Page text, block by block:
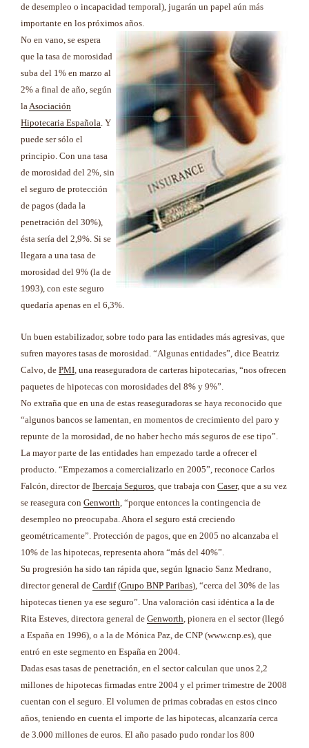
de desempleo o incapacidad temporal), jugarán un papel aún más
importante en los próximos años.
No en vano, se espera
que la tasa de morosidad
suba del 1% en marzo al
2% a final de año, según
la Asociación
Hipotecaria Española . Y
puede ser sólo el
principio. Con una tasa
de morosidad del 2%, sin
el seguro de protección
de pagos (dada la
penetración del 30%),
ésta sería del 2,9%. Si se
llegara a una tasa de
morosidad del 9% (la de
1993), con este seguro
quedaría apenas en el 6,3%.
Un buen estabilizador, sobre todo para las entidades más agresivas, que
sufren mayores tasas de morosidad. “Algunas entidades”, dice Beatriz
Calvo, de PMI, una reaseguradora de carteras hipotecarias, “nos ofrecen
paquetes de hipotecas con morosidades del 8% y 9%”.
No extraña que en una de estas reaseguradoras se haya reconocido que
“algunos bancos se lamentan, en momentos de crecimiento del paro y
repunte de la morosidad, de no haber hecho más seguros de ese tipo”.
La mayor parte de las entidades han empezado tarde a ofrecer el
producto. “Empezamos a comercializarlo en 2005”, reconoce Carlos
Falcón, director de Ibercaja Seguros, que trabaja con Caser, que a su vez
se reasegura con Genworth, “porque entonces la contingencia de
desempleo no preocupaba. Ahora el seguro está creciendo
geométricamente”. Protección de pagos, que en 2005 no alcanzaba el
10% de las hipotecas, representa ahora “más del 40%”.
Su progresión ha sido tan rápida que, según Ignacio Sanz Medrano,
director general de Cardif(Grupo BNP Paribas), “cerca del 30% de las
hipotecas tienen ya ese seguro”. Una valoración casi idéntica a la de
Rita Esteves, directora general de Genworth, pionera en el sector (llegó
a España en 1996), o a la de Mónica Paz, de CNP (www.cnp.es), que
entró en este segmento en España en 2004.
Dadas esas tasas de penetración, en el sector calculan que unos 2,2
millones de hipotecas firmadas entre 2004 y el primer trimestre de 2008
cuentan con el seguro. El volumen de primas cobradas en estos cinco
años, teniendo en cuenta el importe de las hipotecas, alcanzaría cerca
de 3.000 millones de euros. El año pasado pudo rondar los 800